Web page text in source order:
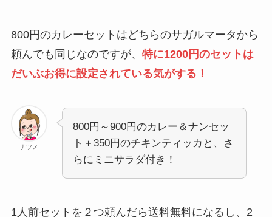
800円のカレーセットはどちらのサガルマータから
頼んでも同じなのですが、 特に1200円のセットは
だいぶお得に設定されている気がする！
ナツメ
800円～900円のカレー＆ナンセッ
ト＋350円のチキンティッカと、さ
らにミニサラダ付き！
1人前セットを２つ頼んだら送料無料になるし、2